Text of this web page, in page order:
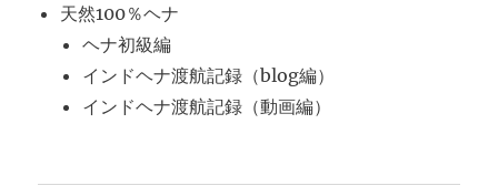
天然100％ヘナ
ヘナ初級編
インドヘナ渡航記録（blog編）
インドヘナ渡航記録（動画編）